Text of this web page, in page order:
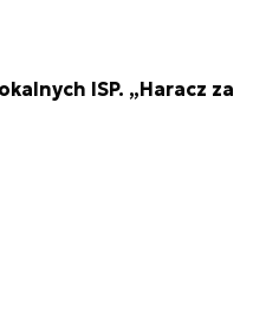
ISP. „Haracz za